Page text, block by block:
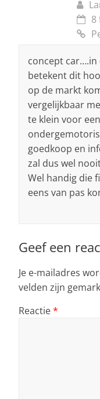
8
concept car….in
betekent dit
op de markt
vergelijkbaar
te klein voor
goedkoop en
zal dus wel
Wel handig die
eens van pas
Geef een
Je e-mailadres
velden zijn
Reactie*